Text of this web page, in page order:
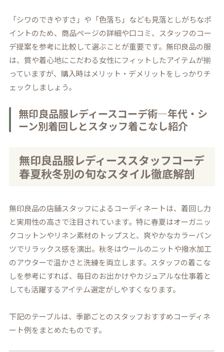
「シワのできやすさ」や「色落ち」なども見落としがちなポ
イントのため、商品ページの詳細や口コミ、スタッフのコー
デ提案を参考に比較して選ぶことが重要です。無印良品の服
は、質や着心地にこだわる女性にフィットしたアイテムが揃
っていますが、購入時はメリット・デメリットをしっかりチ
ェックしましょう。
無印良品服レディースコーデ術―年代・シ
ーン別着回しとスタッフ着こなし紹介
無印良品服レディーススタッフコーデ
春夏秋冬別の旬なスタイル徹底解剖
無印良品の店舗スタッフによるコーディネートは、着回し力
と実用性の高さで注目されています。特に春夏はオーガニッ
クコットンやリネン素材のトップスと、爽やかなカラーパン
ツでリラックス感を演出。秋冬はウールのニットや撥水加工
のアウターで温かさと洗練を両立します。スタッフの着こな
しを参考にすれば、毎日のお出かけやカジュアルな仕事着と
しても活躍するアイテム選定がしやすくなります。
下記のテーブルは、季節ごとのスタッフおすすめコーディネ
ート例をまとめたものです。